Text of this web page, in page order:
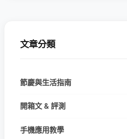
文章分類
節慶與生活指南
開箱文 & 評測
手機應用教學